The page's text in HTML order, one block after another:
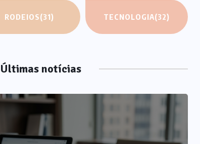
RODEIOS(31) TECNOLOGIA(32)
Últimas notícias